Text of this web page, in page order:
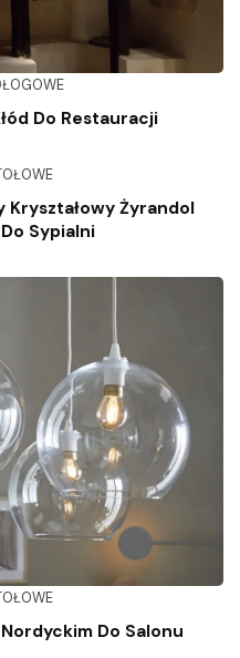
Do Restauracji
Kryształowy Żyrandol
Sypialni
Do Salonu